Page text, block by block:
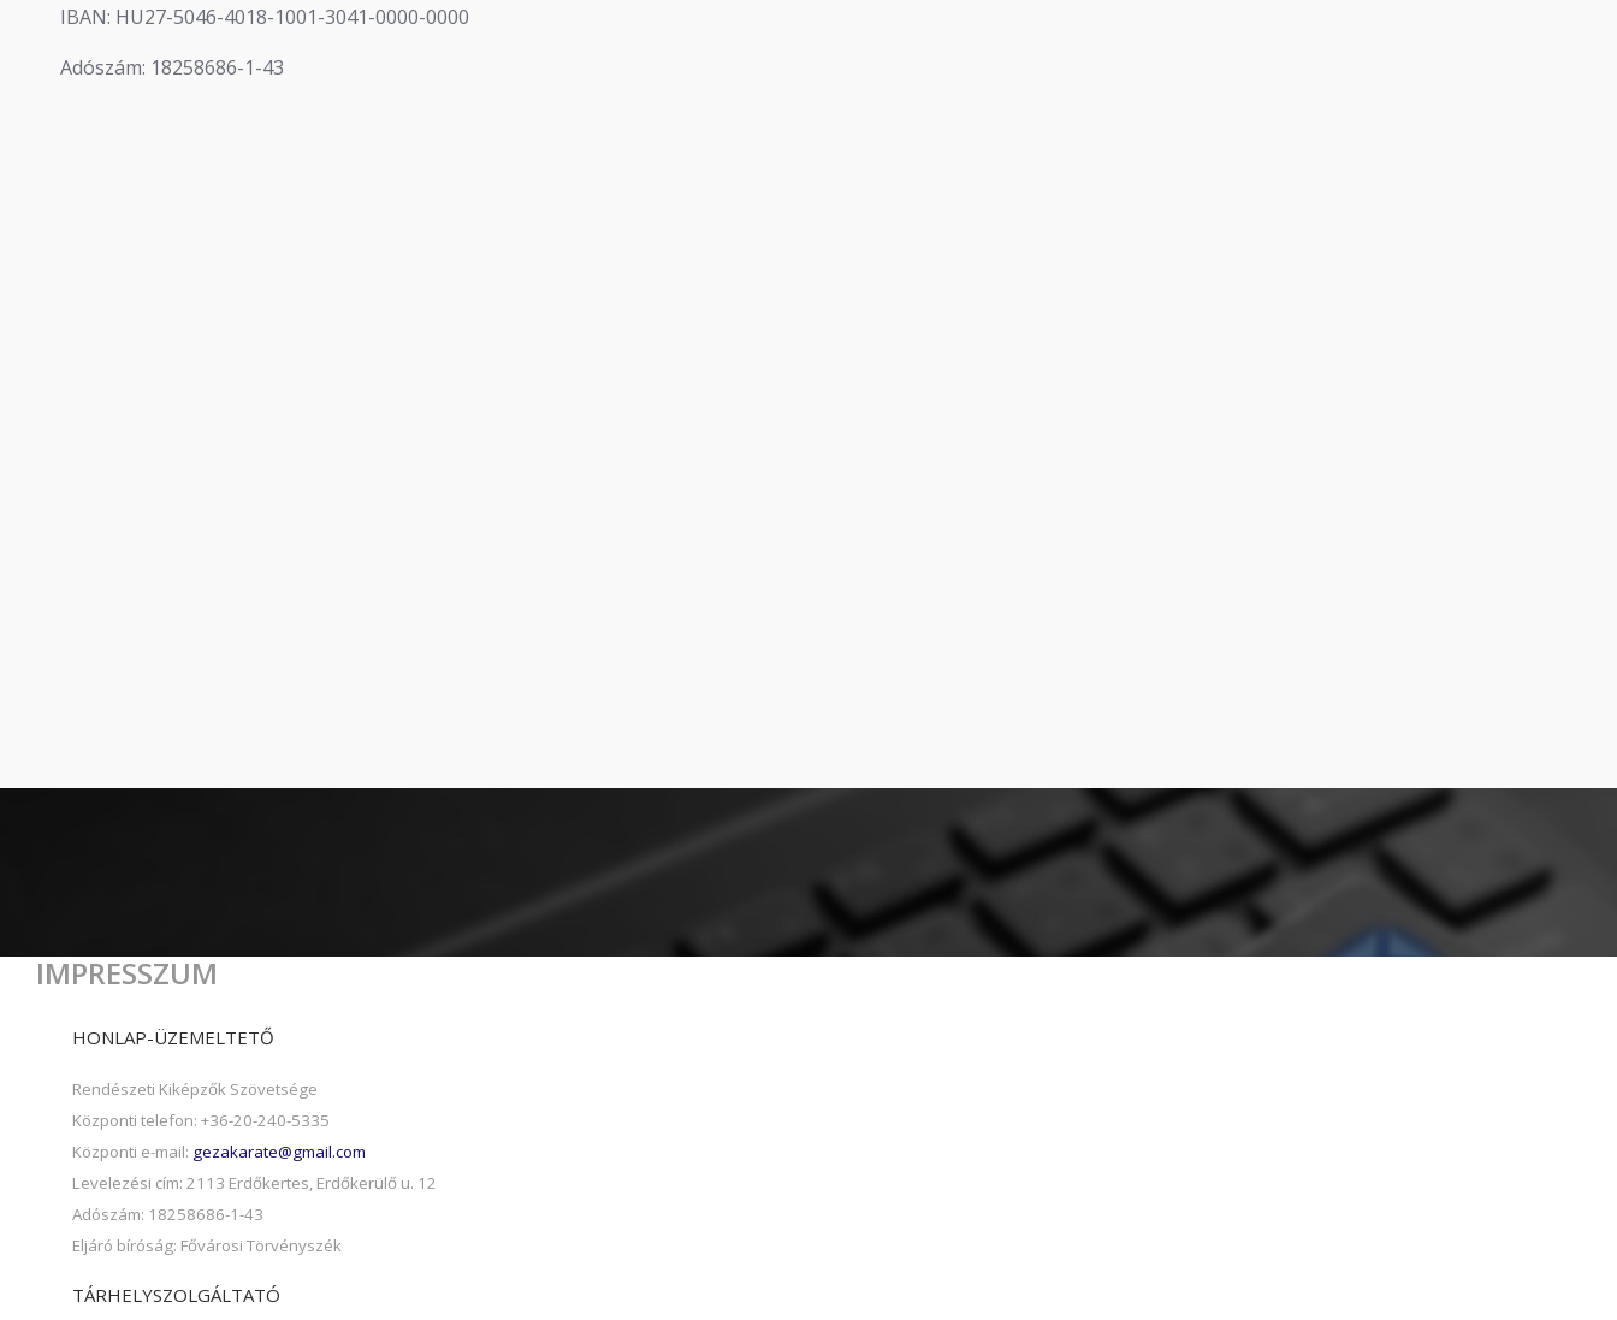
IBAN: HU27-5046-4018-1001-3041-0000-0000
Adószám: 18258686-1-43
IMPRESSZUM
HONLAP-ÜZEMELTETŐ
Rendészeti Kiképzők Szövetsége
Központi telefon: +36-20-240-5335
Központi e-mail: gezakarate@gmail.com
Levelezési cím: 2113 Erdőkertes, Erdőkerülő u. 12
Adószám: 18258686-1-43
Eljáró bíróság: Fővárosi Törvényszék
TÁRHELYSZOLGÁLTATÓ